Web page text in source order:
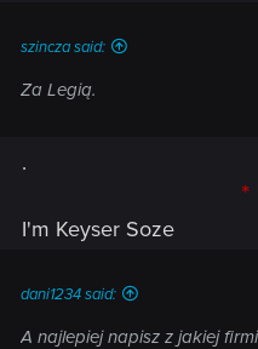
szincza said:
Za Legią.
.
*
I'm Keyser Soze
dani1234 said:
A najlepiej napisz z jakiej